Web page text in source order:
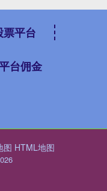
平台
台佣金
图 HTML地图